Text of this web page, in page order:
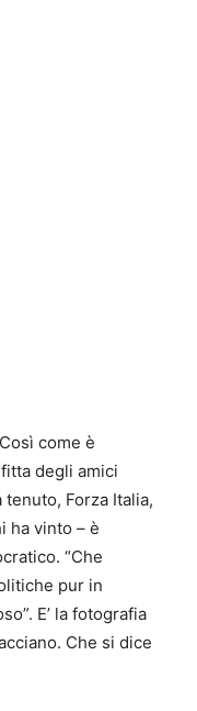
come è
degli amici
Forza Italia,
ha vinto – è
“Che
pur in
E’ la fotografia
Che si dice